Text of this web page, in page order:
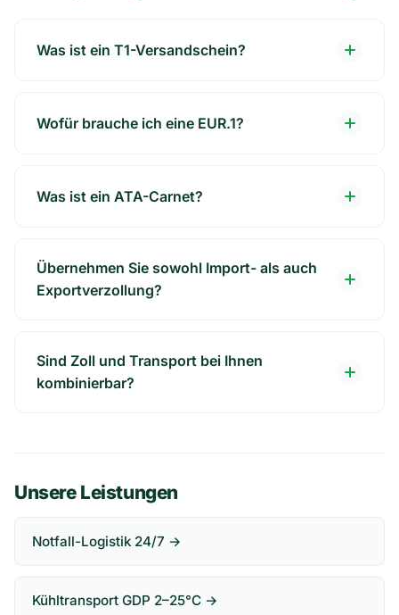
Was ist ein T1-Versandschein?
Wofür brauche ich eine EUR.1?
Was ist ein ATA-Carnet?
Übernehmen Sie sowohl Import- als auch
Exportverzollung?
Sind Zoll und Transport bei Ihnen
kombinierbar?
Unsere Leistungen
Notfall-Logistik 24/7 →
Kühltransport GDP 2–25°C →